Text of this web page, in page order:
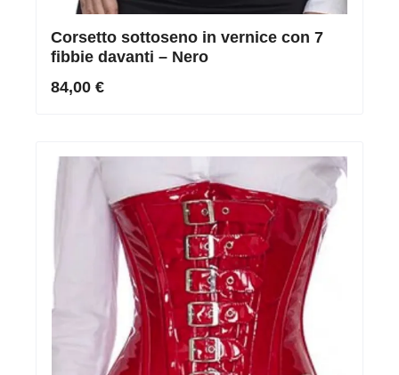
Corsetto sottoseno in vernice con 7
fibbie davanti – Nero
84,00 €